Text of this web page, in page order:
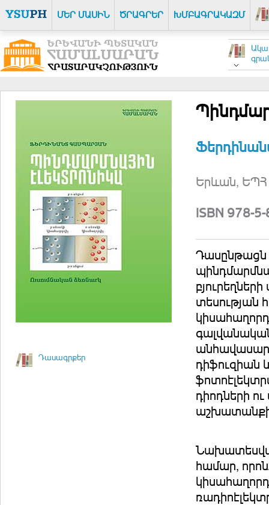
ՄԵՐ ՄԱՍԻՆ ԾՐԱԳՐԵՐ ԽՄԲԱԳՐԱԿԱԶՄ
Դասագրքեր
Երևան, ԵՊՀ
ISBN 978-
Դասընթացն
տեսության
դիֆուզիան
դիոդների
աշխատանքի
համար,